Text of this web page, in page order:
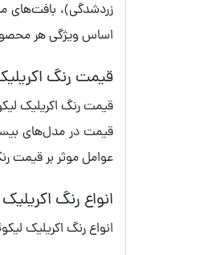
زردشدگی)، بافت‌های
اساس ویژگی هر محصول
قیمت رنگ
قیمت رنگ اکریلیک
عوامل موثر بر قیمت
انواع رنگ
انواع رنگ اکریلیک